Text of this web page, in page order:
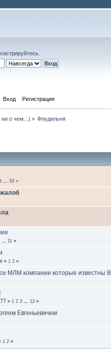
Вход Регистрация
ни о чем...) » Флудильня
33 »
11 »
« 1 2 »
МЛМ компании которые известны
« 1 2 3 12 »
Евгеньевичем
1 2 »